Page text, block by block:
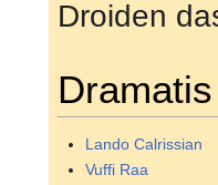
Droiden
Lando Calrissian
Vuffi Raa